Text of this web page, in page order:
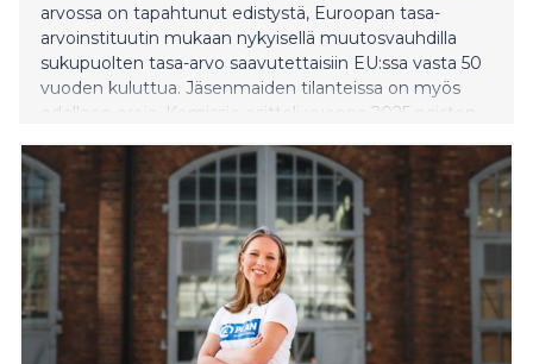
arvossa on tapahtunut edistystä, Euroopan tasa-
arvoinstituutin mukaan nykyisellä muutosvauhdilla
sukupuolten tasa-arvo saavutettaisiin EU:ssa vasta 50
vuoden kuluttua. Jäsenmaiden tilanteissa on myös
edelleen eroja. Komissio esitteli vuonna 2025 naisten
jäsenmaat hyväksyivät. Uudessa tasa-arvostrategiassa
tämän edistämissuunnitelman tavoitteet muutetaan
konkreettisiksi toimiksi, joilla lisätään naisten ja tyttöjen
vaikutusmahdollisuuksia, otetaan miehet ja pojat
mukaan tasa-arvotyöhön, tai